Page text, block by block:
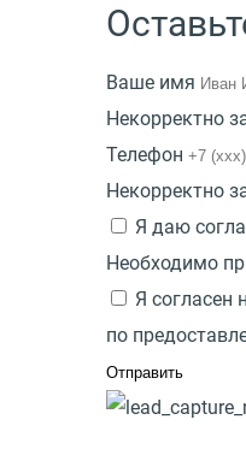
Ваше имя
Некорректно
Телефон
Некорректно
Я даю
Необходимо
Я согласен
по